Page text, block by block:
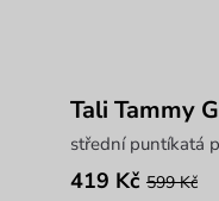
Tali Tammy
střední puntíkatá
419 Kč 599 Kč